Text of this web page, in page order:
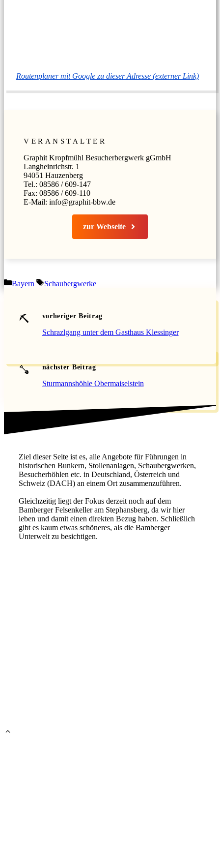
Routenplaner mit Google zu dieser Adresse (externer Link)
VERANSTALTER
Graphit Kropfmühl Besucherbergwerk gGmbH
Langheinrichstr. 1
94051 Hauzenberg
Tel.: 08586 / 609-147
Fax: 08586 / 609-110
E-Mail: info@graphit-bbw.de
zur Webseite
Kategorien
Bayern Schlagwörter
Schaubergwerke
vorheriger Beitrag
Schrazlgang unter dem Gasthaus Klessinger
nächster Beitrag
Sturmannshöhle Obermaiselstein
Ziel dieser Seite ist es, alle Angebote für Führungen in
historischen Bunkern, Stollenanlagen, Schaubergwerken,
Besucherhöhlen etc. in Deutschland, Österreich und
Schweiz (DACH) an einem Ort zusammenzuführen.
Gleichzeitig liegt der Fokus derzeit noch auf dem
Bamberger Felsenkeller am Stephansberg, da wir hier
leben und damit einen direkten Bezug haben. Schließlich
gibt es kaum etwas schöneres, als die Bamberger
Unterwelt zu besichtigen.